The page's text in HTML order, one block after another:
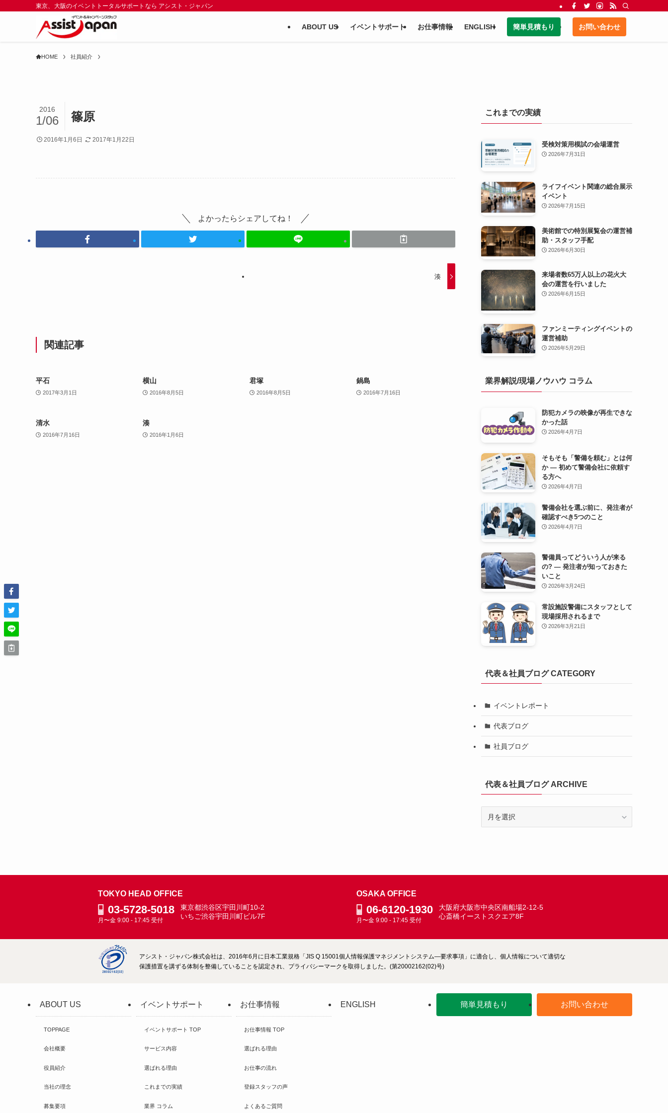
東京、大阪のイベントトータルサポートなら アシスト・ジャパン
ABOUT US イベントサポート お仕事情報 ENGLISH 簡単見積もり お問い合わせ
HOME 社員紹介
篠原
2016
1/06
2016年1月6日 2017年1月22日
よかったらシェアしてね！
湊
関連記事
平石
2017年3月1日
横山
2016年8月5日
君塚
2016年8月5日
鍋島
2016年7月16日
清水
2016年7月16日
湊
2016年1月6日
これまでの実績
受検対策用模試の会場運営
2026年7月31日
ライフイベント関連の総合展示
イベント
2026年7月15日
美術館での特別展覧会の運営補
助・スタッフ手配
2026年6月30日
来場者数65万人以上の花火大
会の運営を行いました
2026年6月15日
ファンミーティングイベントの
運営補助
2026年5月29日
業界解説/現場ノウハウ コラム
防犯カメラの映像が再生できな
かった話
2026年4月7日
そもそも「警備を頼む」とは何
か — 初めて警備会社に依頼す
る方へ
2026年4月7日
警備会社を選ぶ前に、発注者が
確認すべき5つのこと
2026年4月7日
警備員ってどういう人が来る
の? — 発注者が知っておきた
いこと
2026年3月24日
常設施設警備にスタッフとして
現場採用されるまで
2026年3月21日
代表＆社員ブログ CATEGORY
イベントレポート
代表ブログ
社員ブログ
代表＆社員ブログ ARCHIVE
ロ
TOKYO HEAD OFFICE
03-5728-5018
月〜金 9:00 - 17:45 受付
東京都渋谷区宇田川町10-2
いちご渋谷宇田川町ビル7F
OSAKA OFFICE
06-6120-1930
月〜金 9:00 - 17:45 受付
大阪府大阪市中央区南船場2-12-5
心斎橋イーストスクエア8F
アシスト・ジャパン株式会社は、2016年6月に日本工業規格「JIS Q 15001個人情報保護マネジメントシステム―要求事項」に適合し、個人情報について適切な
保護措置を講ずる体制を整備していることを認定され、プライバシーマークを取得しました。(第20002162(02)号)
ABOUT US
TOPPAGE
会社概要
役員紹介
当社の理念
募集要項
イベントサポート
イベントサポート TOP
サービス内容
選ばれる理由
これまでの実績
業界 コラム
お仕事情報
お仕事情報 TOP
選ばれる理由
お仕事の流れ
登録スタッフの声
よくあるご質問
ENGLISH 簡単見積もり お問い合わせ